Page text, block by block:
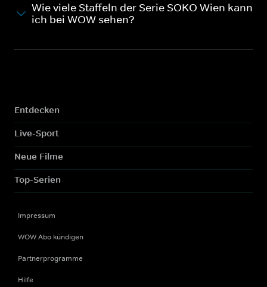
Wie viele Staffeln der Serie SOKO Wien kann
ich bei WOW sehen?
Entdecken
Live-Sport
Neue Filme
Top-Serien
Impressum
WOW Abo kündigen
Partnerprogramme
Hilfe